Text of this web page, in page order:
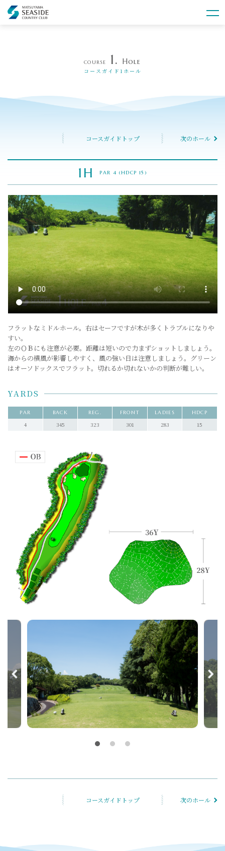
COURSE 1. Hole
コースガイド1ホール
コースガイドトップ 次のホール
1H PAR 4 (HDCP 15)
フラットなミドルホール。右はセーフですが木が多くトラブルになりや
すい。
左のＯＢにも注意が必要。距離は短いので力まずショットしましょう。
海からの横風が影響しやすく、風の強い日は注意しましょう。グリーン
はオーソドックスでフラット。切れるか切れないかの判断が難しい。
YARDS
PAR BACK REG. FRONT LADIES HDCP
4 345 323 301 283 15
コースガイドトップ 次のホール